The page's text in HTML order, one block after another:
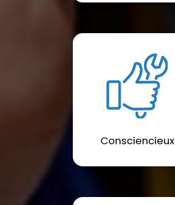
Consciencieux